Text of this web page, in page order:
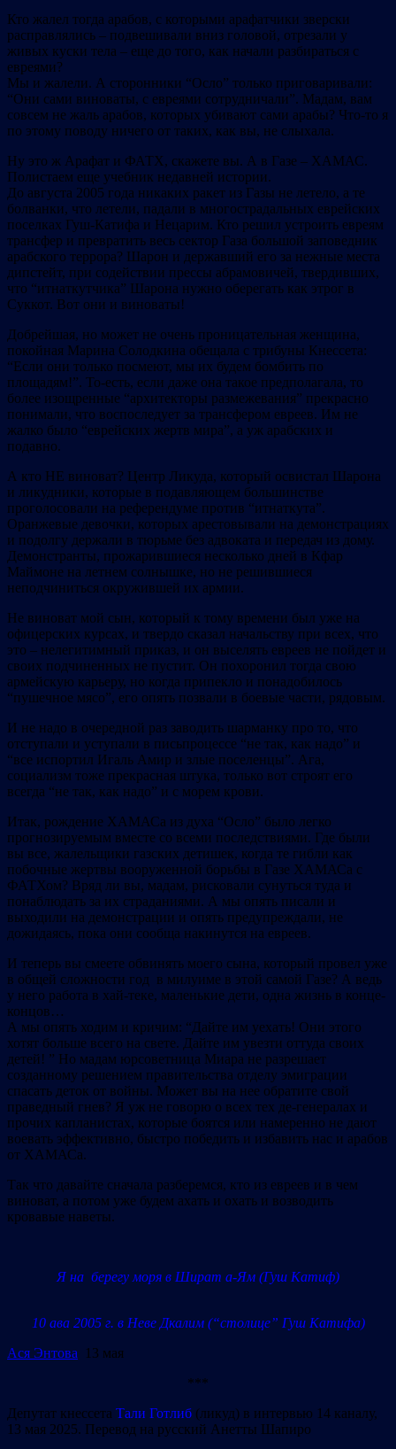
Кто жалел тогда арабов, с которыми арафатчики зверски
расправлялись – подвешивали вниз головой, отрезали у
живых куски тела – еще до того, как начали разбираться с
евреями?
Мы и жалели. А сторонники “Осло” только приговаривали:
“Они сами виноваты, с евреями сотрудничали”. Мадам, вам
совсем не жаль арабов, которых убивают сами арабы? Что-то я
по этому поводу ничего от таких, как вы, не слыхала.
Ну это ж Арафат и ФАТХ, скажете вы. А в Газе – ХАМАС.
Полистаем еще учебник недавней истории.
До августа 2005 года никаких ракет из Газы не летело, а те
болванки, что летели, падали в многострадальных еврейских
поселках Гуш-Катифа и Нецарим. Кто решил устроить евреям
трансфер и превратить весь сектор Газа большой заповедник
арабского террора? Шарон и державший его за нежные места
дипстейт, при содействии прессы абрамовичей, твердивших,
что “итнаткутчика” Шарона нужно оберегать как этрог в
Суккот. Вот они и виноваты!
Добрейшая, но может не очень проницательная женщина,
покойная Марина Солодкина обещала с трибуны Кнессета:
“Если они только посмеют, мы их будем бомбить по
площадям!”. То-есть, если даже она такое предполагала, то
более изощренные “архитекторы размежевания” прекрасно
понимали, что воспоследует за трансфером евреев. Им не
жалко было “еврейских жертв мира”, а уж арабских и
подавно.
А кто НЕ виноват? Центр Ликуда, который освистал Шарона
и ликудники, которые в подавляющем большинстве
проголосовали на референдуме против “итнаткута”.
Оранжевые девочки, которых арестовывали на демонстрациях
и подолгу держали в тюрьме без адвоката и передач из дому.
Демонстранты, прожарившиеся несколько дней в Кфар
Маймоне на летнем солнышке, но не решившиеся
неподчиниться окружившей их армии.
Не виноват мой сын, который к тому времени был уже на
офицерских курсах, и твердо сказал начальству при всех, что
это – нелегитимный приказ, и он выселять евреев не пойдет и
своих подчиненных не пустит. Он похоронил тогда свою
армейскую карьеру, но когда припекло и понадобилось
“пушечное мясо”, его опять позвали в боевые части, рядовым.
И не надо в очередной раз заводить шарманку про то, что
отступали и уступали в письпроцессе “не так, как надо” и
“все испортил Игаль Амир и злые поселенцы”. Ага,
социализм тоже прекрасная штука, только вот строят его
всегда “не так, как надо” и с морем крови.
Итак, рождение ХАМАСа из духа “Осло” было легко
прогнозируемым вместе со всеми последствиями. Где были
вы все, жалельщики газских детишек, когда те гибли как
побочные жертвы вооруженной борьбы в Газе ХАМАСа с
ФАТХом? Вряд ли вы, мадам, рисковали сунуться туда и
понаблюдать за их страданиями. А мы опять писали и
выходили на демонстрации и опять предупреждали, не
дожидаясь, пока они сообща накинутся на евреев.
И теперь вы смеете обвинять моего сына, который провел уже
в общей сложности год в милуиме в этой самой Газе? А ведь
у него работа в хай-теке, маленькие дети, одна жизнь в конце-
концов…
А мы опять ходим и кричим: “Дайте им уехать! Они этого
хотят больше всего на свете. Дайте им увезти оттуда своих
детей! ” Но мадам юрсоветница Миара не разрешает
созданному решением правительства отделу эмиграции
спасать деток от войны. Может вы на нее обратите свой
праведный гнев? Я уж не говорю о всех тех де-генералах и
прочих капланистах, которые боятся или намеренно не дают
воевать эффективно, быстро победить и избавить нас и арабов
от ХАМАСа.
Так что давайте сначала разберемся, кто из евреев и в чем
виноват, а потом уже будем ахать и охать и возводить
кровавые наветы.
Я на берегу моря в Шират а-Ям (Гуш Катиф)
10 ава 2005 г. в Неве Дкалим (“столице” Гуш Катифа)
Ася Энтова 13 мая
***
Депутат кнессета Тали Готлиб (ликуд) в интервью 14 каналу,
13 мая 2025. Перевод на русский Анетты Шапиро